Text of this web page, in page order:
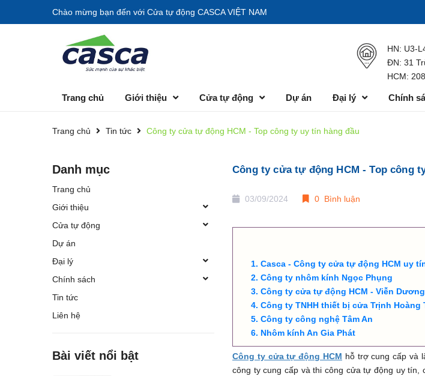
Chào mừng bạn đến với Cửa tự động CASCA VIỆT NAM
HN: U3-
ĐN: 31
HCM:
Trang chủ Giới thiệu Cửa tự động Dự án Đại lý Chính
Trang chủ Tin tức Công ty cửa tự động HCM - Top công ty uy tín hàng đầu
Công ty cửa tự động HCM - Top công
03/09/2024 0 Bình luận
Casca - Công ty cửa tự động HCM uy
Công ty nhôm kính Ngọc Phụng
Công ty cửa tự động HCM - Viễn Dương
Công ty TNHH thiết bị cửa Trịnh Hoàng
Công ty công nghệ Tâm An
Nhôm kính An Gia Phát
Công ty cửa tự động HCM hỗ trợ cung cấp và
công ty cung cấp và thi công cửa tự động uy
Danh mục
Trang chủ
Giới thiệu
Cửa tự động
Dự án
Đại lý
Chính sách
Tin tức
Liên hệ
Bài viết nổi bật